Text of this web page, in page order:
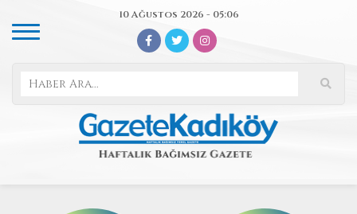
10 Ağustos 2026 - 05:06